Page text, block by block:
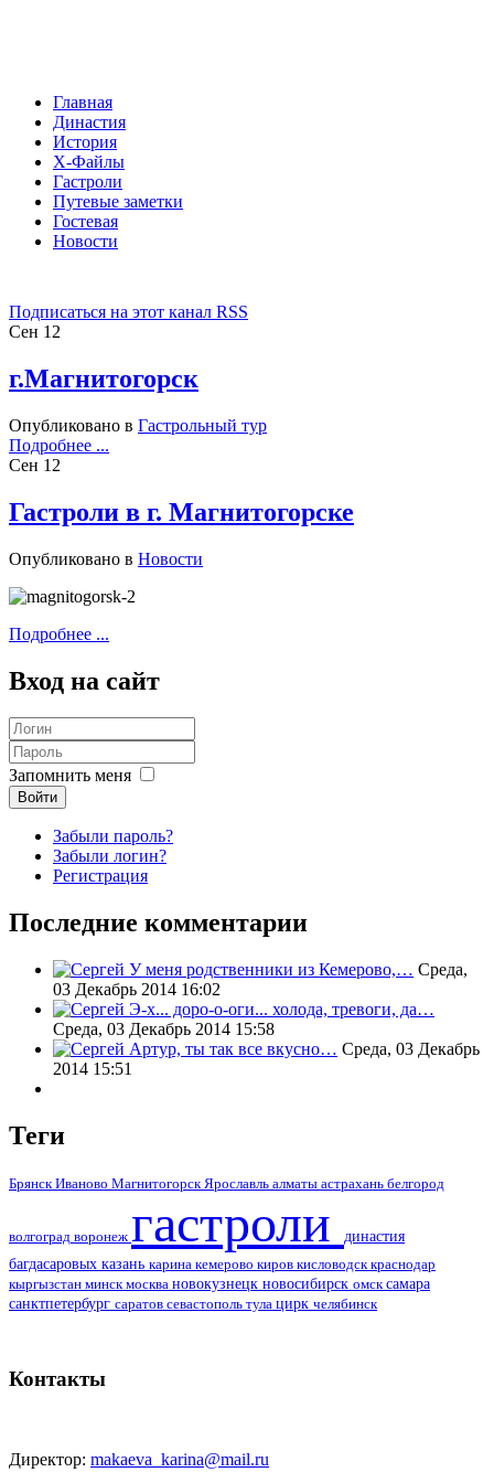
Главная
Династия
История
Х-Файлы
Гастроли
Путевые заметки
Гостевая
Новости
Подписаться на этот канал RSS
Сен 12
г.Магнитогорск
Опубликовано в Гастрольный тур
Подробнее ...
Сен 12
Гастроли в г. Магнитогорске
Опубликовано в Новости
Подробнее ...
Вход на сайт
Запомнить меня
Войти
Забыли пароль?
Забыли логин?
Регистрация
Последние комментарии
У меня родственники из Кемерово,… Среда,
03 Декабрь 2014 16:02
Э-х... доро-о-оги... холода, тревоги, да…
Среда, 03 Декабрь 2014 15:58
Артур, ты так все вкусно… Среда, 03 Декабрь
2014 15:51
Теги
БрянскИваново МагнитогорскЯрославль алматы астрахань белгород
волгоград воронеж гастроли
династия
багдасаровых казань карина кемерово киров кисловодсккраснодар
кыргызстан минскмосква новокузнецк новосибирск омсксамара
санктпетербург саратов севастополь тула цирк челябинск
Контакты
Директор: makaeva_karina@mail.ru